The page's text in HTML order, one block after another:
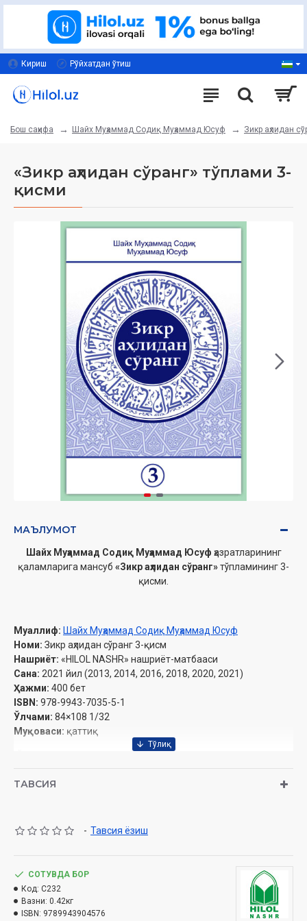
Кириш Рўйхатдан ўтиш
Бош саҳифа Шайх Муҳаммад Содиқ Муҳаммад Юсуф Зикр аҳлидан
«Зикр аҳлидан сўранг» тўплами 3-
қисми
МАЪЛУМОТ
Шайх Муҳаммад Содиқ Муҳаммад Юсуф ҳазратларининг
қаламларига мансуб «Зикр аҳлидан сўранг»тўпламининг 3-
қисми.
Муаллиф: Шайх Муҳаммад Содиқ Муҳаммад Юсуф
Номи: Зикр аҳлидан сўранг 3-қисм
Нашриёт: «HILOL NASHR» нашриёт-матбааси
Сана: 2021 йил (2013, 2014, 2016, 2018, 2020, 2021)
Ҳажми: 400 бет
ISBN: 978-9943-7035-5-1
Ўлчами: 84×108 1/32
Муқоваси: қаттиқ
07/4395-рақамли хулосаси асосида чоп этилди.
ҚУРЪОН ВА СУННАТ
Тиловат саждаси
2-Боб. Суннати набавийа ҳақида
Рашк марғубдир
ТАВСИЯ
- Тавсия ёзиш
СОТУВДА БОР
Код: C232
Вазни: 0.42кг
ISBN: 9789943904576